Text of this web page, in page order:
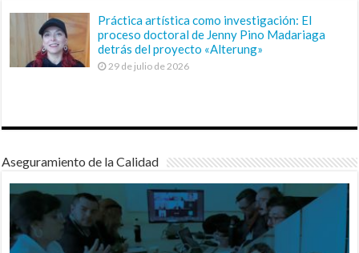
Práctica artística como investigación: El
proceso doctoral de Jenny Pino Madariaga
detrás del proyecto «Alterung»
29 de julio de 2026
Aseguramiento de la Calidad